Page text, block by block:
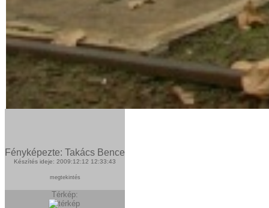
Fényképezte: Takács Bence
Készítés ideje: 2009:12:12 12:33:43
megtekintés
Térkép: